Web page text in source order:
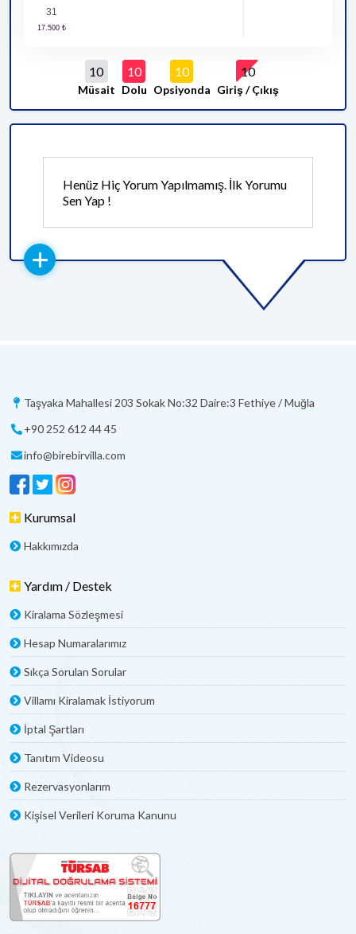
31
10
Müsait
10
Dolu
10
Opsiyonda
10
Giriş / Çıkış
Henüz Hiç Yorum Yapılmamış. İlk Yorumu
Sen Yap !
Taşyaka Mahallesi 203 Sokak No:32 Daire:3 Fethiye / Muğla
+90 252 612 44 45
info@birebirvilla.com
Kurumsal
Hakkımızda
Yardım / Destek
Kiralama Sözleşmesi
Hesap Numaralarımız
Sıkça Sorulan Sorular
Villamı Kiralamak İstiyorum
İptal Şartları
Tanıtım Videosu
Rezervasyonlarım
Kişisel Verileri Koruma Kanunu